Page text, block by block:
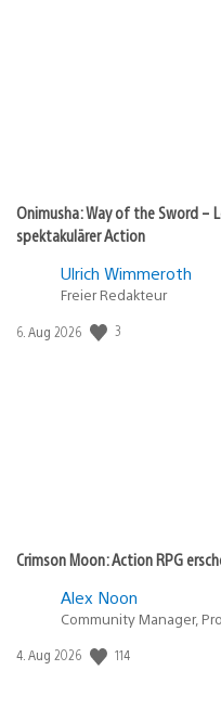
Onimusha: Way of the Sword –
spektakulärer Action
Ulrich Wimmeroth
Freier Redakteur
Veröffentlichungsdatum:
6. Aug 2026 3
Crimson Moon: Action RPG
Alex Noon
Community Manager,
Veröffentlichungsdatum:
4. Aug 2026 114